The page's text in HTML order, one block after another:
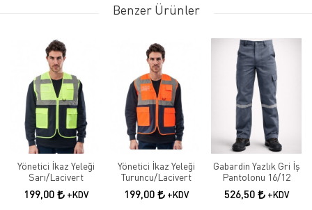
Benzer Ürünler
Yönetici İkaz Yeleği
Sarı/Lacivert
199,00 +KDV
Yönetici İkaz Yeleği
Turuncu/Lacivert
199,00 +KDV
Gabardin Yazlık Gri İş
Pantolonu 16/12
526,50 +KDV